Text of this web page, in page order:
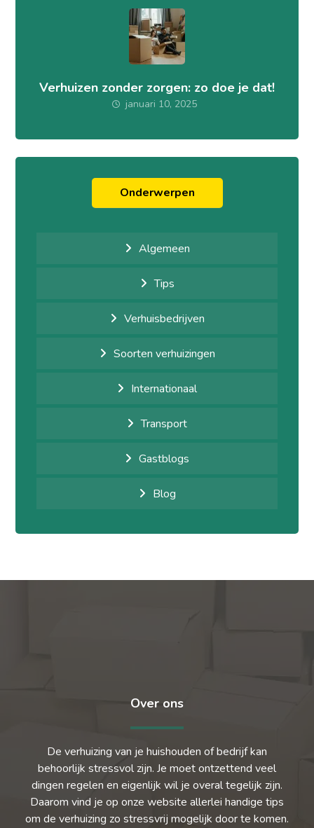
Verhuizen zonder zorgen: zo doe je dat!
januari 10, 2025
Onderwerpen
Algemeen
Tips
Verhuisbedrijven
Soorten verhuizingen
Internationaal
Transport
Gastblogs
Blog
Over ons
De verhuizing van je huishouden of bedrijf kan
behoorlijk stressvol zijn. Je moet ontzettend veel
dingen regelen en eigenlijk wil je overal tegelijk zijn.
Daarom vind je op onze website allerlei handige tips
om de verhuizing zo stressvrij mogelijk door te komen.